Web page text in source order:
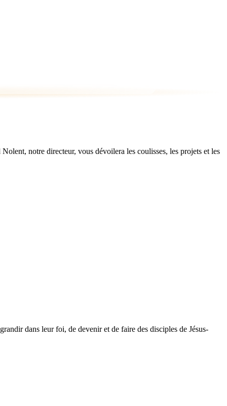
notre directeur, vous dévoilera les coulisses, les projets et les
dans leur foi, de devenir et de faire des disciples de Jésus-